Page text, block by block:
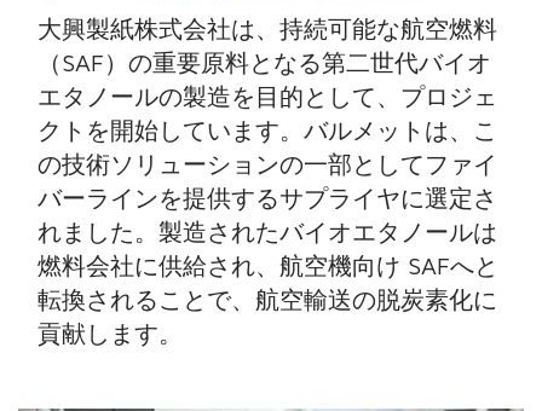
大興製紙株式会社は、持続可能な航空燃料
（SAF）の重要原料となる第二世代バイオ
エタノールの製造を目的として、プロジェ
クトを開始しています。バルメットは、こ
の技術ソリューションの一部としてファイ
バーラインを提供するサプライヤに選定さ
れました。製造されたバイオエタノールは
燃料会社に供給され、航空機向け SAFへと
転換されることで、航空輸送の脱炭素化に
貢献します。